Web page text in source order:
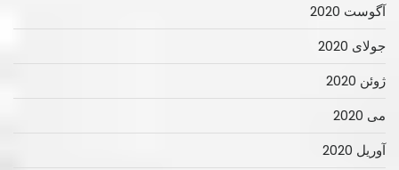
آگوست 2020
جولای 2020
ژوئن 2020
می 2020
آوریل 2020